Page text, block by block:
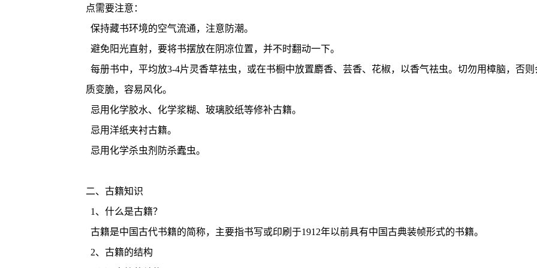
点需要注意：
保持藏书环境的空气流通，注意防潮。
避免阳光直射，要将书摆放在阴凉位置，并不时翻动一下。
每册书中，平均放3-4片灵香草祛虫，或在书橱中放置麝香、芸香、花椒，以香气祛虫。切勿用樟脑，否则
质变脆，容易风化。
忌用化学胶水、化学浆糊、玻璃胶纸等修补古籍。
忌用洋纸夹衬古籍。
忌用化学杀虫剂防杀蠹虫。
二、古籍知识
1、什么是古籍？
古籍是中国古代书籍的简称，主要指书写或印刷于1912年以前具有中国古典装帧形式的书籍。
2、古籍的结构